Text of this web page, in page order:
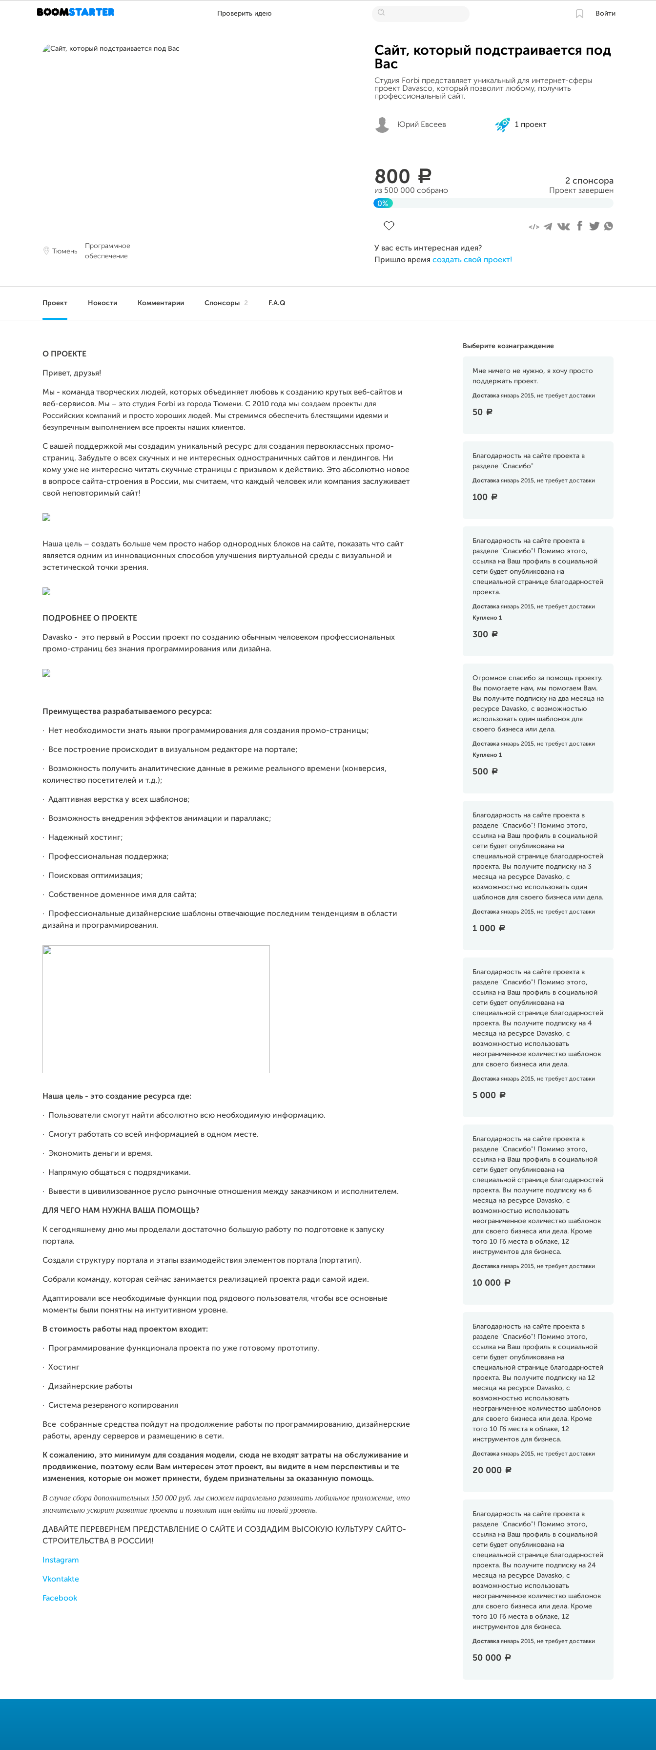
Проверить идею Войти
Тюмень
Программное
обеспечение
Сайт, который подстраивается под
Вас
Студия Forbi представляет уникальный для интернет-сферы
проект Davasco, который позволит любому, получить
профессиональный сайт.
Юрий Евсеев 1 проект
800 a
из 500 000 собрано
2 спонсора
Проект завершен
0%
У вас есть интересная идея?
Пришло время создать свой проект!
Проект Новости Комментарии Спонсоры 2 F.A.Q
Выберите вознаграждение
Мне ничего не нужно, я хочу просто
поддержать проект.
Доставка январь 2015, не требует доставки
50 a
Благодарность на сайте проекта в
разделе "Спасибо"
Доставка январь 2015, не требует доставки
100 a
Благодарность на сайте проекта в
разделе "Спасибо"! Помимо этого,
ссылка на Ваш профиль в социальной
сети будет опубликована на
специальной странице благодарностей
проекта.
Доставка январь 2015, не требует доставки
Куплено 1
300 a
Огромное спасибо за помощь проекту.
Вы помогаете нам, мы помогаем Вам.
Вы получите подписку на два месяца на
ресурсе Davasko, с возможностью
использовать один шаблонов для
своего бизнеса или дела.
Доставка январь 2015, не требует доставки
Куплено 1
500 a
Благодарность на сайте проекта в
разделе "Спасибо"! Помимо этого,
ссылка на Ваш профиль в социальной
сети будет опубликована на
специальной странице благодарностей
проекта. Вы получите подписку на 3
месяца на ресурсе Davasko, с
возможностью использовать один
шаблонов для своего бизнеса или дела.
Доставка январь 2015, не требует доставки
1 000 a
Благодарность на сайте проекта в
разделе "Спасибо"! Помимо этого,
ссылка на Ваш профиль в социальной
сети будет опубликована на
специальной странице благодарностей
проекта. Вы получите подписку на 4
месяца на ресурсе Davasko, с
возможностью использовать
неограниченное количество шаблонов
для своего бизнеса или дела.
Доставка январь 2015, не требует доставки
5 000 a
Благодарность на сайте проекта в
разделе "Спасибо"! Помимо этого,
ссылка на Ваш профиль в социальной
сети будет опубликована на
специальной странице благодарностей
проекта. Вы получите подписку на 6
месяца на ресурсе Davasko, с
возможностью использовать
неограниченное количество шаблонов
для своего бизнеса или дела. Кроме
того 10 Гб места в облаке, 12
инструментов для бизнеса.
Доставка январь 2015, не требует доставки
10 000 a
Благодарность на сайте проекта в
разделе "Спасибо"! Помимо этого,
ссылка на Ваш профиль в социальной
сети будет опубликована на
специальной странице благодарностей
проекта. Вы получите подписку на 12
месяца на ресурсе Davasko, с
возможностью использовать
неограниченное количество шаблонов
для своего бизнеса или дела. Кроме
того 10 Гб места в облаке, 12
инструментов для бизнеса.
Доставка январь 2015, не требует доставки
20 000 a
Благодарность на сайте проекта в
разделе "Спасибо"! Помимо этого,
ссылка на Ваш профиль в социальной
сети будет опубликована на
специальной странице благодарностей
проекта. Вы получите подписку на 24
месяца на ресурсе Davasko, с
возможностью использовать
неограниченное количество шаблонов
для своего бизнеса или дела. Кроме
того 10 Гб места в облаке, 12
инструментов для бизнеса.
Доставка январь 2015, не требует доставки
50 000 a
О ПРОЕКТЕ
Привет, друзья!
Мы - команда творческих людей, которых объединяет любовь к созданию крутых веб-сайтов и
веб-сервисов. Мы – это студия Forbi из города Тюмени. С 2010 года мы создаем проекты для
Российских компаний и просто хороших людей. Мы стремимся обеспечить блестящими идеями и
безупречным выполнением все проекты наших клиентов.
С вашей поддержкой мы создадим уникальный ресурс для создания первоклассных промо-
страниц. Забудьте о всех скучных и не интересных одностраничных сайтов и лендингов. Ни
кому уже не интересно читать скучные страницы с призывом к действию. Это абсолютно новое
в вопросе сайта-строения в России, мы считаем, что каждый человек или компания заслуживает
свой неповторимый сайт!
Наша цель – создать больше чем просто набор однородных блоков на сайте, показать что сайт
является одним из инновационных способов улучшения виртуальной среды с визуальной и
эстетической точки зрения.
ПОДРОБНЕЕ О ПРОЕКТЕ
Davasko - это первый в России проект по созданию обычным человеком профессиональных
промо-страниц без знания программирования или дизайна.
Преимущества разрабатываемого ресурса:
· Нет необходимости знать языки программирования для создания промо-страницы;
· Все построение происходит в визуальном редакторе на портале;
·
Возможность получить аналитические данные в режиме реального времени (конверсия,
количество посетителей и т.д.);
· Адаптивная верстка у всех шаблонов;
· Возможность внедрения эффектов анимации и параллакс;
· Надежный хостинг;
· Профессиональная поддержка;
· Поисковая оптимизация;
· Собственное доменное имя для сайта;
·
Профессиональные дизайнерские шаблоны отвечающие последним тенденциям в области
дизайна и программирования.
Наша цель - это создание ресурса где:
· Пользователи смогут найти абсолютно всю необходимую информацию.
· Смогут работать со всей информацией в одном месте.
· Экономить деньги и время.
· Напрямую общаться с подрядчиками.
· Вывести в цивилизованное русло рыночные отношения между заказчиком и исполнителем.
ДЛЯ ЧЕГО НАМ НУЖНА ВАША ПОМОЩЬ?
К сегодняшнему дню мы проделали достаточно большую работу по подготовке к запуску
портала.
Создали структуру портала и этапы взаимодействия элементов портала (портатип).
Собрали команду, которая сейчас занимается реализацией проекта ради самой идеи.
Адаптировали все необходимые функции под рядового пользователя, чтобы все основные
моменты были понятны на интуитивном уровне.
В стоимость работы над проектом входит:
· Программирование функционала проекта по уже готовому прототипу.
· Хостинг
· Дизайнерские работы
· Система резервного копирования
Все собранные средства пойдут на продолжение работы по программированию, дизайнерские
работы, аренду серверов и размещению в сети.
К сожалению, это минимум для создания модели, сюда не входят затраты на обслуживание и
продвижение, поэтому если Вам интересен этот проект, вы видите в нем перспективы и те
изменения, которые он может принести, будем признательны за оказанную помощь.
В случае сбора дополнительных 150 000 руб. мы сможем параллельно развивать мобильное приложение, что
значительно ускорит развитие проекта и позволит нам выйти на новый уровень.
ДАВАЙТЕ ПЕРЕВЕРНЕМ ПРЕДСТАВЛЕНИЕ О САЙТЕ И СОЗДАДИМ ВЫСОКУЮ КУЛЬТУРУ САЙТО-
СТРОИТЕЛЬСТВА В РОССИИ!
Instagram
Vkontakte
Facebook